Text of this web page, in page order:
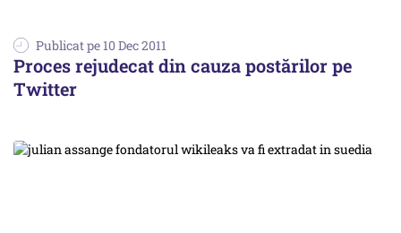
Publicat pe 10 Dec 2011
Proces rejudecat din cauza postărilor pe
Twitter